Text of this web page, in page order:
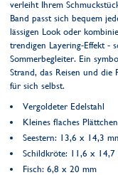
verleiht Ihrem
Band passt sich bequem
lässigen Look oder
trendigen Layering-Effekt -
Sommerbegleiter. Ein
Strand, das Reisen und die
für sich selbst.
Vergoldeter Edelstahl
Kleines flaches
Seestern: 13,6 x 14,3
Schildkröte: 11,6 x 14,7
Fisch: 6,8 x 20 mm